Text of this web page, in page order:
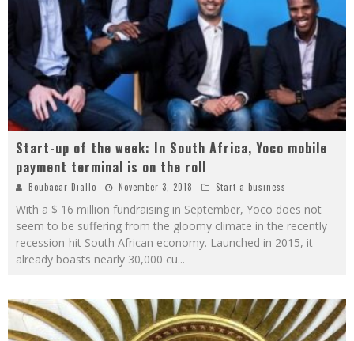
Start-up of the week: In South Africa, Yoco mobile
payment terminal is on the roll
Boubacar Diallo November 3, 2018 Start a business
With a $ 16 million fundraising in September, Yoco does not
seem to be suffering from the gloomy climate in the recently
recession-hit South African economy. Launched in 2015, it
already boasts nearly 30,000 cu...